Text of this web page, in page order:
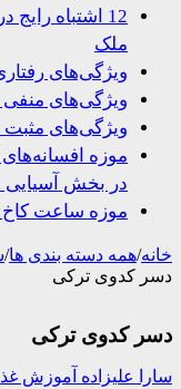
12 اشتباه رایج در
ویژگی‌های رفتاری و
ویژگی‌های منفی
ویژگی‌های مثبت
موزه افسانه‌های
در بخش آسیایی
موزه ساعت کاخ
همه دسته بندی ها/
کدوی ترکی
کدوی ترکی
علیزادهآموزش